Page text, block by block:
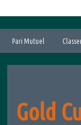
Pari Mutuel
Gold
le Grand Prix